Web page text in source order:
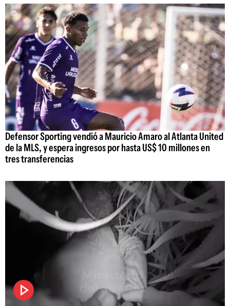
Defensor Sporting vendió a Mauricio Amaro al Atlanta United
de la MLS, y espera ingresos por hasta US$ 10 millones en
tres transferencias